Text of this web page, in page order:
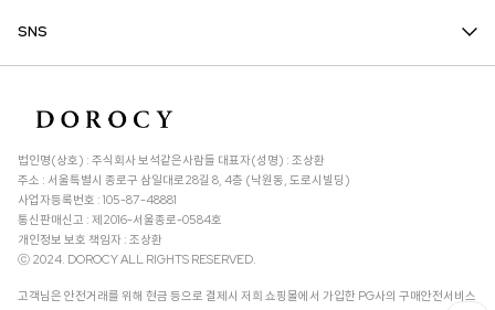
SNS
법인명(상호) : 주식회사 보석같은사람들 대표자(성명) : 조상환
주소 : 서울특별시 종로구 삼일대로28길 8, 4층 (낙원동, 도로시빌딩)
사업자등록번호 : 105-87-48881
통신판매신고 : 제2016-서울종로-0584호
개인정보 보호 책임자 : 조상환
ⓒ 2024. DOROCY ALL RIGHTS RESERVED.
고객님은 안전거래를 위해 현금 등으로 결제시 저희 쇼핑몰에서 가입한 PG사의 구매안전서비스